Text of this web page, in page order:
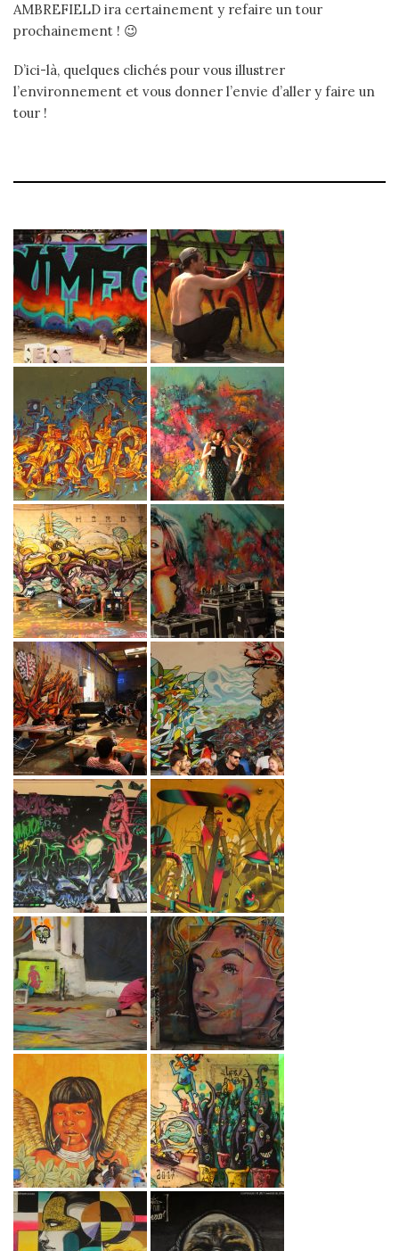
AMBREFIELD ira certainement y refaire un tour
prochainement ! 😉
D’ici-là, quelques clichés pour vous illustrer
l’environnement et vous donner l’envie d’aller y faire un
tour !